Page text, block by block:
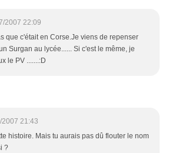
2007 22:09
que c'était en Corse.Je viens de repenser
Surgan au lycée...... Si c'est le même, je
le PV .......:D
2007 21:43
histoire. Mais tu aurais pas dû flouter le nom
?